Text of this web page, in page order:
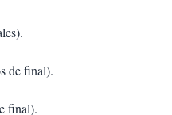
de final).
final).